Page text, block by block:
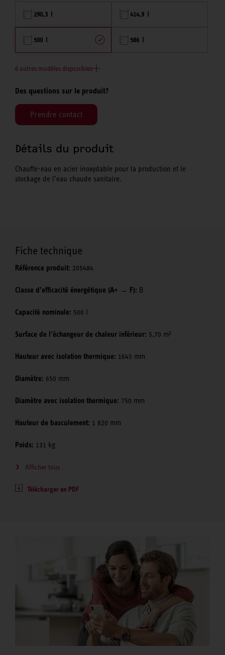
290,3 l 414,9 l
500 l 586 l
6 autres modèles disponibles
Des questions sur le produit?
Prendre contact
Détails du produit
Chauffe-eau en acier inoxydable pour la production et le
stockage de l’eau chaude sanitaire.
Fiche technique
Référence produit: 205484
Classe d’efficacité énergétique (A+ → F): B
Capacité nominale: 500 l
Surface de l’échangeur de chaleur inférieur: 5,70 m²
Hauteur avec isolation thermique: 1645 mm
Diamètre: 650 mm
Diamètre avec isolation thermique: 750 mm
Hauteur de basculement: 1 820 mm
Poids: 131 kg
Afficher tous
Télécharger en PDF